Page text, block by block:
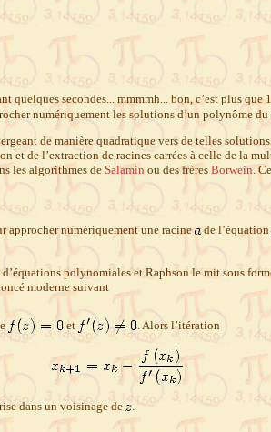
quelques secondes... mmmmh... bon, c’est plus que
numériquement les solutions d’un polynôme du
de manière quadratique vers de telles
de l’extraction de racines carrées à celle de la
les algorithmes deSalamin ou des frères Borwein.
approcher numériquement une racine de l’équation
polynomiales et Raphson le mit sous
moderne suivant
et . Alors l’itération
dans un voisinage de .